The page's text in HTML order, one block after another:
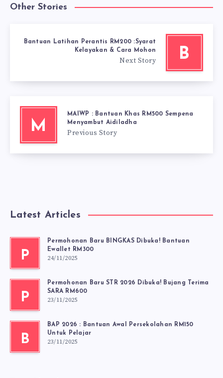
Other Stories
B
Bantuan Latihan Perantis RM200 :Syarat
Kelayakan & Cara Mohon
Next Story
M
MAIWP : Bantuan Khas RM500 Sempena
Menyambut Aidiladha
Previous Story
Latest Articles
P
Permohonan Baru BINGKAS Dibuka! Bantuan
Ewallet RM300
24/11/2025
P
Permohonan Baru STR 2026 Dibuka! Bujang Terima
SARA RM600
23/11/2025
B
BAP 2026 : Bantuan Awal Persekolahan RM150
Untuk Pelajar
23/11/2025